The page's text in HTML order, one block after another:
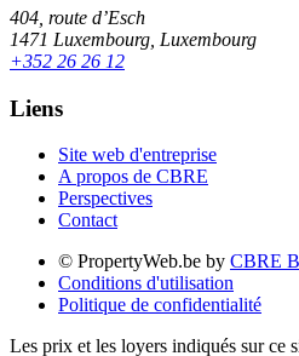
404, route d’Esch
1471 Luxembourg, Luxembourg
+352 26 26 12
Liens
Site web d'entreprise
A propos de CBRE
Perspectives
Contact
© PropertyWeb.be by CBRE
Conditions d'utilisation
Politique de confidentialité
Les prix et les loyers indiqués sur ce